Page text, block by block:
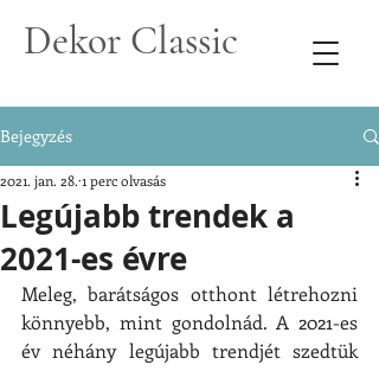
Dekor Classic
Bejegyzés
Legújabb trendek a
2021-es évre
2021. jan. 28. 1 perc olvasás
Meleg, barátságos otthont létrehozni
könnyebb, mint gondolnád. A 2021-es
év néhány legújabb trendjét szedtük